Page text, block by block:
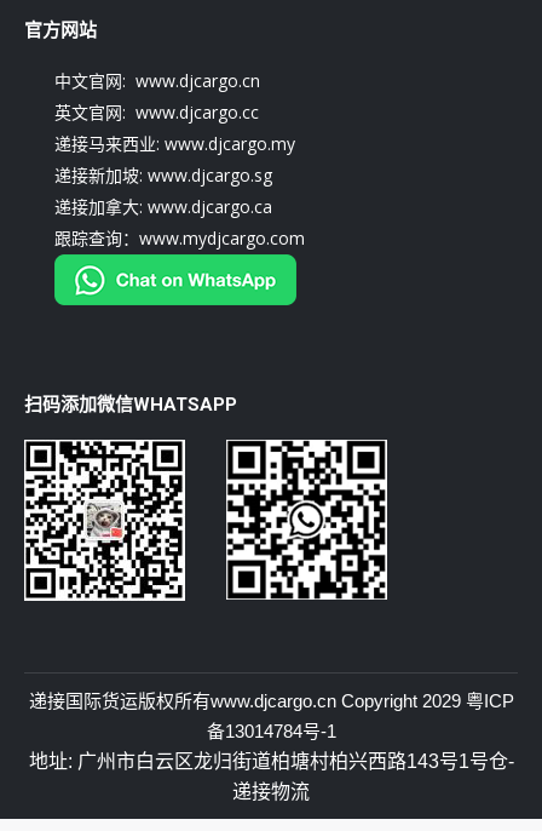
官方网站
中文官网: www.djcargo.cn
英文官网: www.djcargo.cc
递接马来西业: www.djcargo.my
递接新加坡: www.djcargo.sg
递接加拿大: www.djcargo.ca
跟踪查询：www.mydjcargo.com
扫码添加微信WHATSAPP
递接国际货运版权所有www.djcargo.cnCopyright 2029 粤ICP
备13014784号-1
地址: 广州市白云区龙归街道柏塘村柏兴西路143号1号仓-
递接物流